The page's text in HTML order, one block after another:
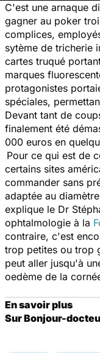
C'est une arnaque
gagner au poker
complices,
sytème de tricherie
cartes truqué
marques
protagonistes
spéciales,
Devant tant de
finalement été
000 euros en
Pour ce qui est de
certains sites
commander sans
adaptée au
explique le Dr
ophtalmologie à la
contraire, c'est
trop petites ou trop
peut aller jusqu'à
oedème de la
En savoir plus
Sur Bonjour-